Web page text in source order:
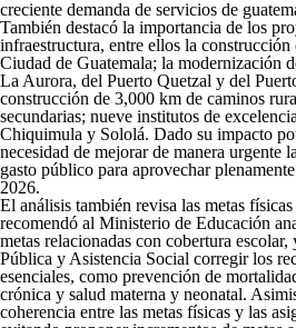
creciente demanda de servicios de
También destacó la importancia de los
infraestructura, entre ellos la
Ciudad de Guatemala; la modernización
La Aurora, del Puerto Quetzal y del
construcción de 3,000 km de caminos
secundarias; nueve institutos de
Chiquimula y Sololá. Dado su impacto
necesidad de mejorar de manera urgente
gasto público para aprovechar
2026.
El análisis también revisa las metas
recomendó al Ministerio de Educación
metas relacionadas con cobertura
Pública y Asistencia Social corregir los
esenciales, como prevención de
crónica y salud materna y neonatal.
coherencia entre las metas físicas y las